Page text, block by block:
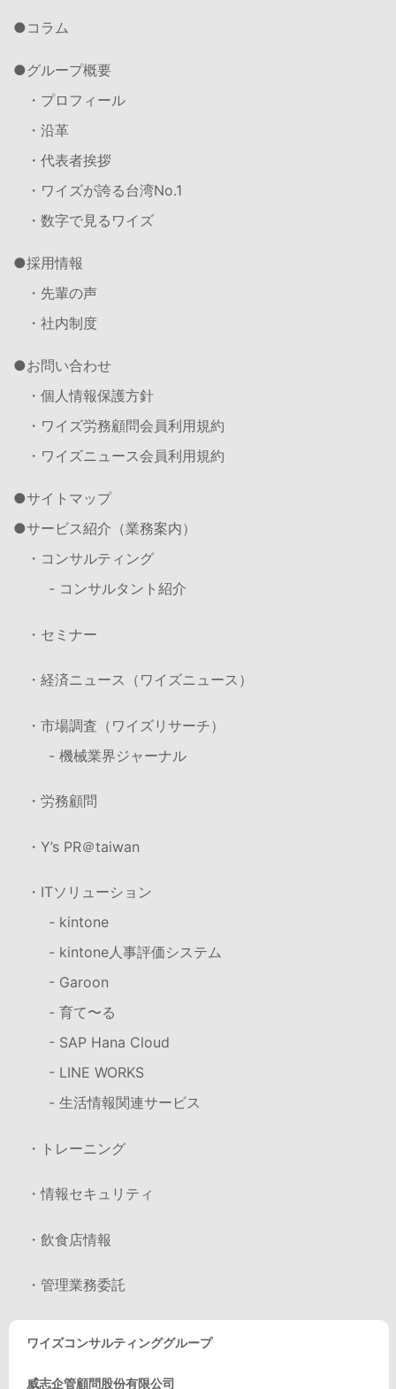
コラム
グループ概要
・プロフィール
・沿革
・代表者挨拶
・ワイズが誇る台湾No.1
・数字で見るワイズ
採用情報
・先輩の声
・社内制度
お問い合わせ
・個人情報保護方針
・ワイズ労務顧問会員利用規約
・ワイズニュース会員利用規約
サイトマップ
サービス紹介（業務案内）
・コンサルティング
- コンサルタント紹介
・セミナー
・経済ニュース（ワイズニュース）
・市場調査（ワイズリサーチ）
- 機械業界ジャーナル
・労務顧問
・Y’s PR＠taiwan
・ITソリューション
- kintone
- kintone人事評価システム
- Garoon
- 育て〜る
- SAP Hana Cloud
- LINE WORKS
- 生活情報関連サービス
・トレーニング
・情報セキュリティ
・飲食店情報
・管理業務委託
ワイズコンサルティンググループ
威志企管顧問股份有限公司